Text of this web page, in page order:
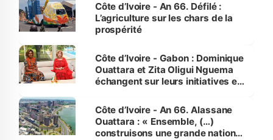
Côte d’Ivoire - An 66. Défilé :
L’agriculture sur les chars de la
prospérité
Côte d’Ivoire - Gabon : Dominique
Ouattara et Zita Oligui Nguema
échangent sur leurs initiatives en
enfants
Côte d’Ivoire - An 66. Alassane
Ouattara : « Ensemble, (…)
construisons une grande nation